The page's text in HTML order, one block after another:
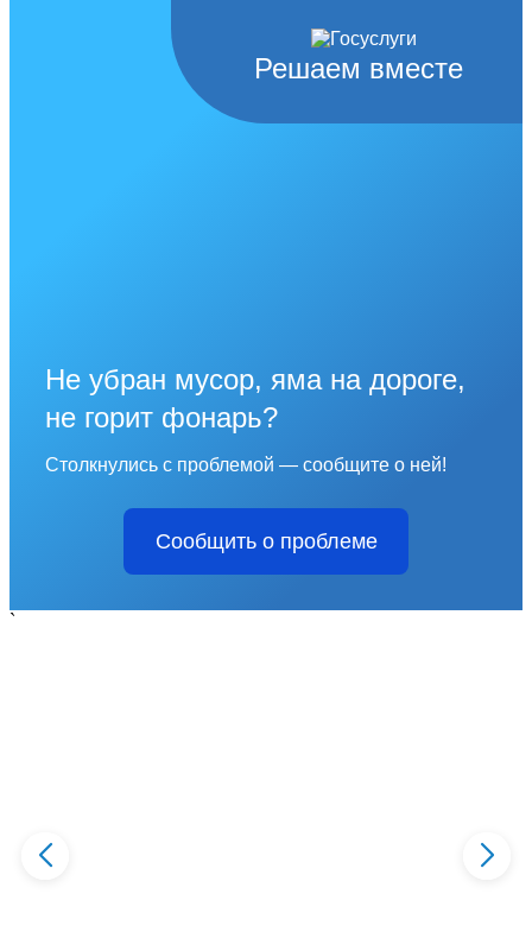
Решаем вместе
Не убран мусор, яма на дороге,
не горит фонарь?
Столкнулись с проблемой — сообщите о ней!
Сообщить о проблеме
`